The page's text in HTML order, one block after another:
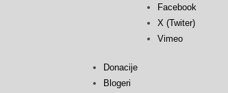
Facebook
X (Twiter)
Vimeo
Donacije
Blogeri